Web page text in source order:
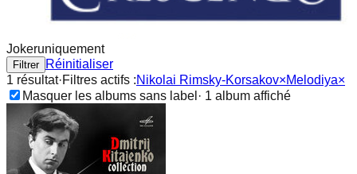
Jokeruniquement
Filtrer
Réinitialiser
1 résultat·Filtres actifs :Nikolai Rimsky-Korsakov×Melodiya×
Masquer les albums sans label · 1 album affiché